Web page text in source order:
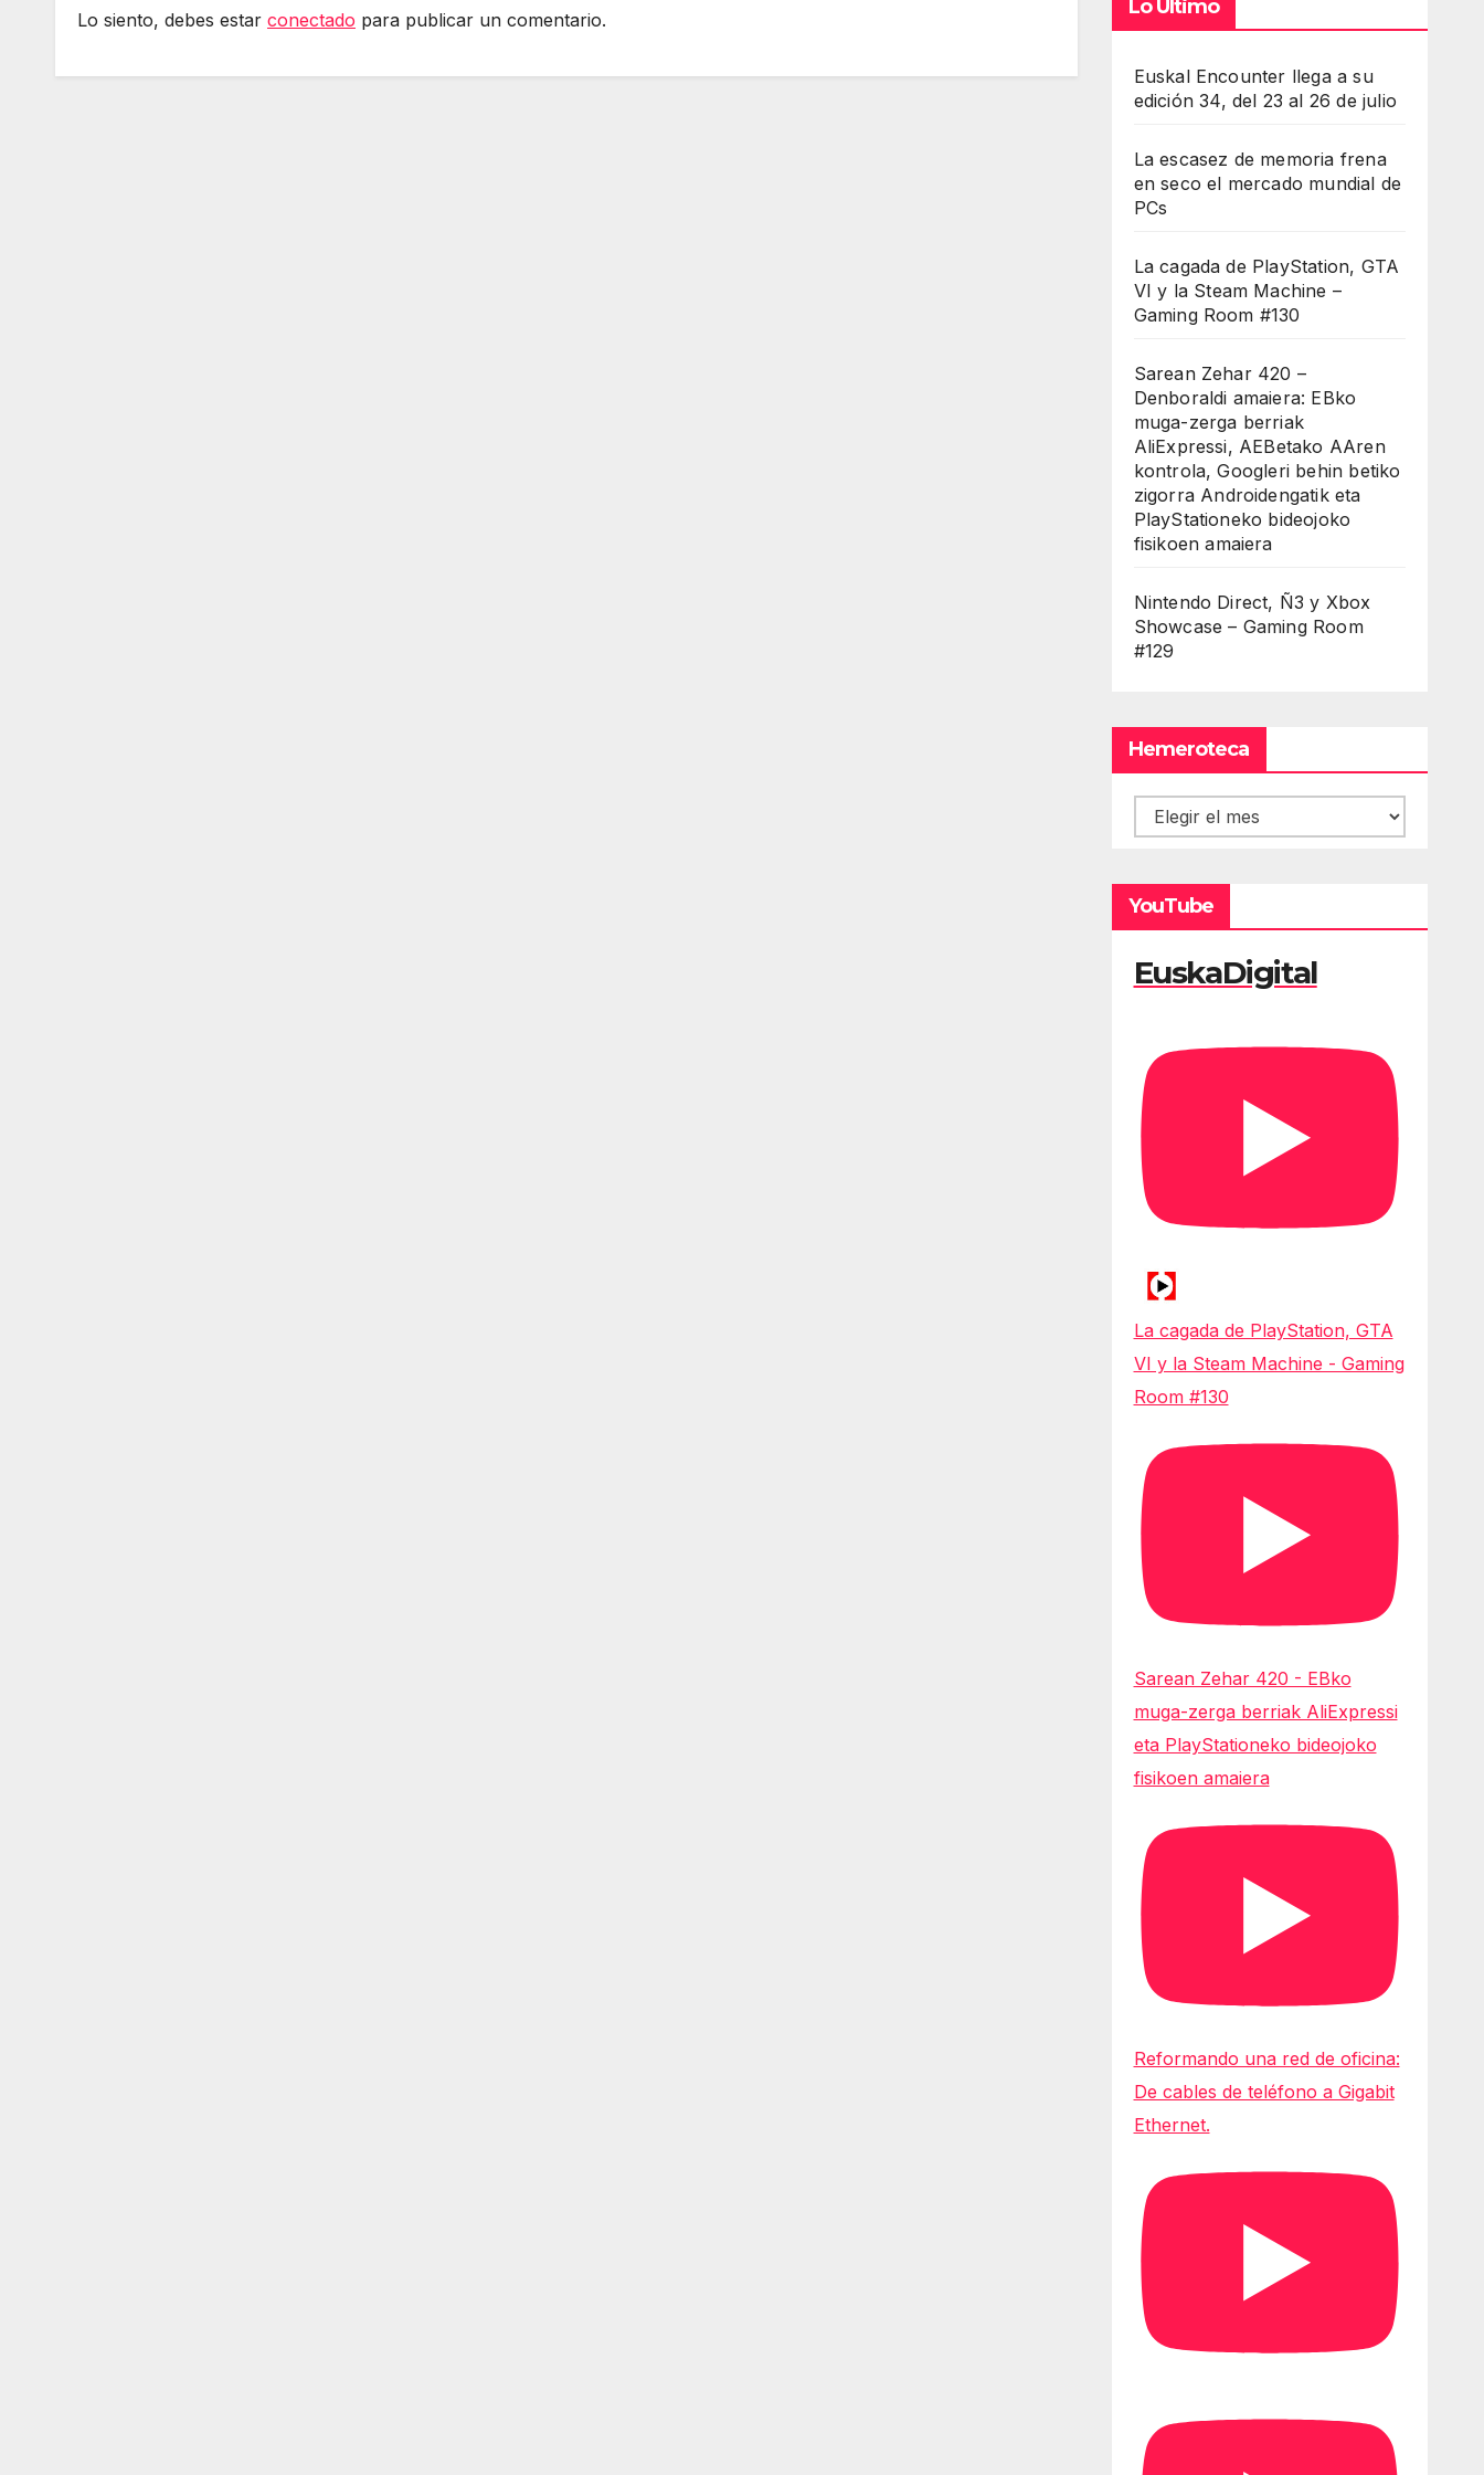
Lo siento, debes estar conectado para publicar un comentario.
Lo Último
Euskal Encounter llega a su
edición 34, del 23 al 26 de julio
La escasez de memoria frena
en seco el mercado mundial de
PCs
La cagada de PlayStation, GTA
VI y la Steam Machine –
Gaming Room #130
Sarean Zehar 420 –
Denboraldi amaiera: EBko
muga-zerga berriak
AliExpressi, AEBetako AAren
kontrola, Googleri behin betiko
zigorra Androidengatik eta
PlayStationeko bideojoko
fisikoen amaiera
Nintendo Direct, Ñ3 y Xbox
Showcase – Gaming Room
#129
Hemeroteca
Hemeroteca
YouTube
EuskaDigital
La cagada de PlayStation, GTA
VI y la Steam Machine - Gaming
Room #130
Sarean Zehar 420 - EBko
muga-zerga berriak AliExpressi
eta PlayStationeko bideojoko
fisikoen amaiera
Reformando una red de oficina:
De cables de teléfono a Gigabit
Ethernet.